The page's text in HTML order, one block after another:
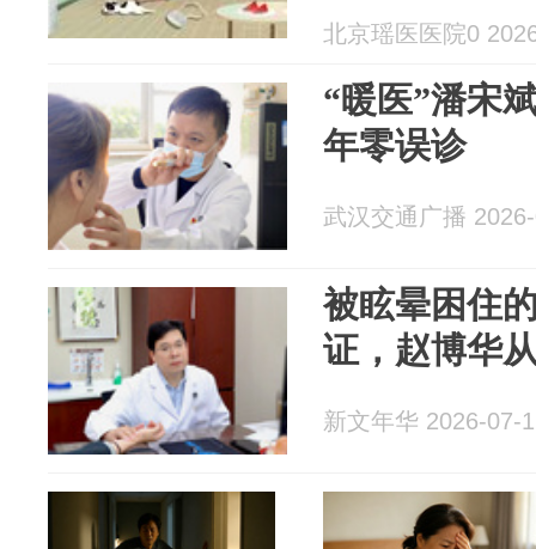
北京瑶医医院0
“暖医”潘宋
年零误诊
武汉交通广播
被眩晕困住
证，赵博华
新文年华 2026-07-